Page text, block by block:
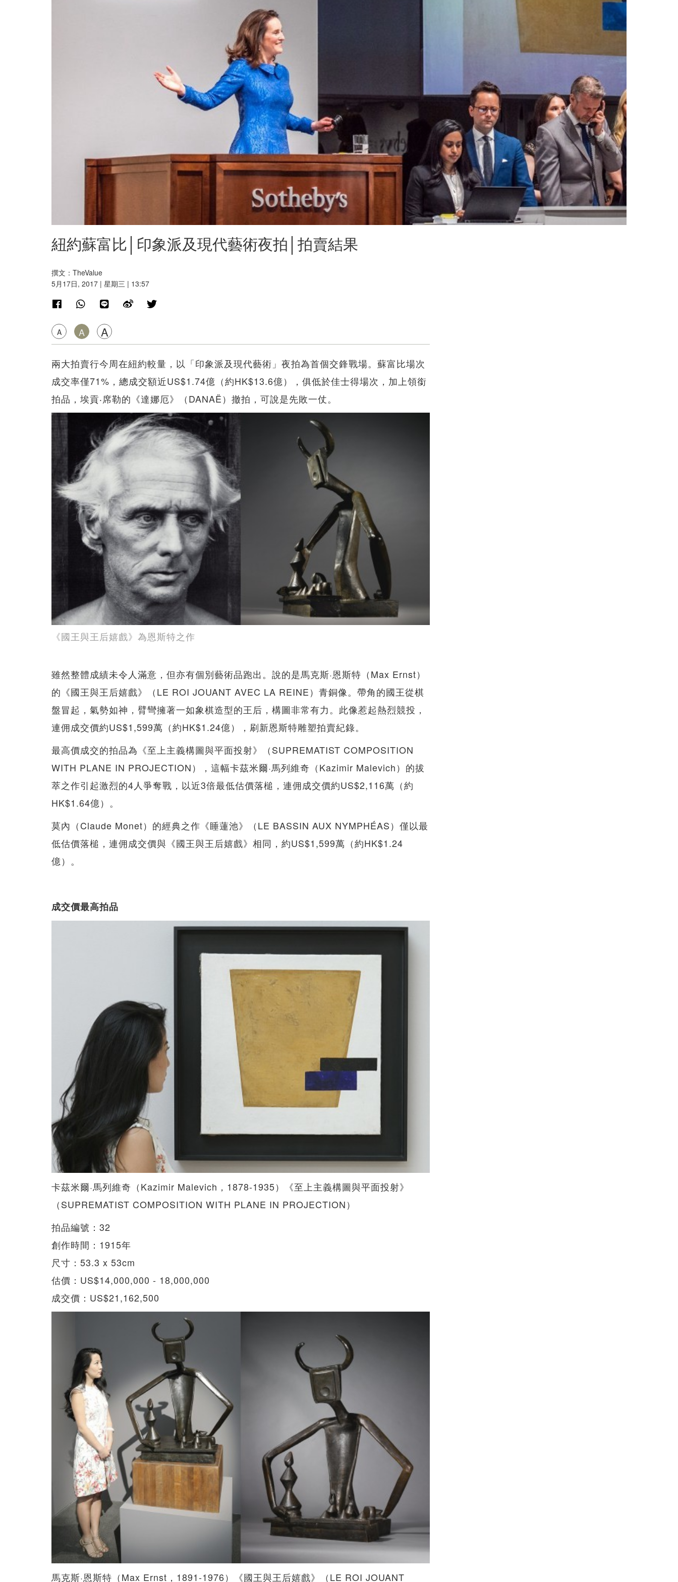
紐約蘇富比│印象派及現代藝術夜拍│拍賣結果
撰文：TheValue
5月17日, 2017 | 星期三 | 13:57
A A A
兩大拍賣行今周在紐約較量，以「印象派及現代藝術」夜拍為首個交鋒戰場。蘇富比場次
成交率僅71%，總成交額近US$1.74億（約HK$13.6億），俱低於佳士得場次，加上領銜
拍品，埃貢‧席勒的《達娜厄》（DANAË）撤拍，可說是先敗一仗。
《國王與王后嬉戲》為恩斯特之作
雖然整體成績未令人滿意，但亦有個別藝術品跑出。說的是馬克斯·恩斯特（Max Ernst）
的《國王與王后嬉戲》（LE ROI JOUANT AVEC LA REINE）青銅像。帶角的國王從棋
盤冒起，氣勢如神，臂彎擁著一如象棋造型的王后，構圖非常有力。此像惹起熱烈競投，
連佣成交價約US$1,599萬（約HK$1.24億），刷新恩斯特雕塑拍賣紀錄。
最高價成交的拍品為《至上主義構圖與平面投射》（SUPREMATIST COMPOSITION
WITH PLANE IN PROJECTION），這幅卡茲米爾·馬列維奇（Kazimir Malevich）的拔
萃之作引起激烈的4人爭奪戰，以近3倍最低估價落槌，連佣成交價約US$2,116萬（約
HK$1.64億）。
莫內（Claude Monet）的經典之作《睡蓮池》（LE BASSIN AUX NYMPHÉAS）僅以最
低估價落槌，連佣成交價與《國王與王后嬉戲》相同，約US$1,599萬（約HK$1.24
億）。
成交價最高拍品
卡茲米爾·馬列維奇（Kazimir Malevich，1878-1935）《至上主義構圖與平面投射》
（SUPREMATIST COMPOSITION WITH PLANE IN PROJECTION）
拍品編號：32
創作時間：1915年
尺寸：53.3 x 53cm
估價：US$14,000,000 - 18,000,000
成交價：US$21,162,500
馬克斯·恩斯特（Max Ernst，1891-1976）《國王與王后嬉戲》（LE ROI JOUANT